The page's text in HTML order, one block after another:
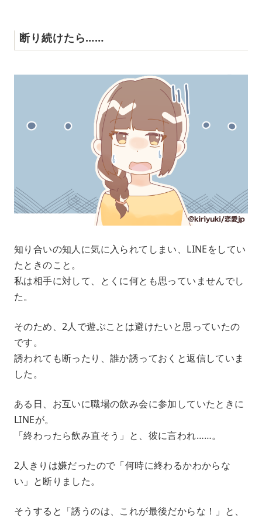
断り続けたら……
知り合いの知人に気に入られてしまい、LINEをしてい
たときのこと。
私は相手に対して、とくに何とも思っていませんでし
た。
そのため、2人で遊ぶことは避けたいと思っていたの
です。
誘われても断ったり、誰か誘っておくと返信していま
した。
ある日、お互いに職場の飲み会に参加していたときに
LINEが。
「終わったら飲み直そう」と、彼に言われ……。
2人きりは嫌だったので「何時に終わるかわからな
い」と断りました。
そうすると「誘うのは、これが最後だからな！」と、